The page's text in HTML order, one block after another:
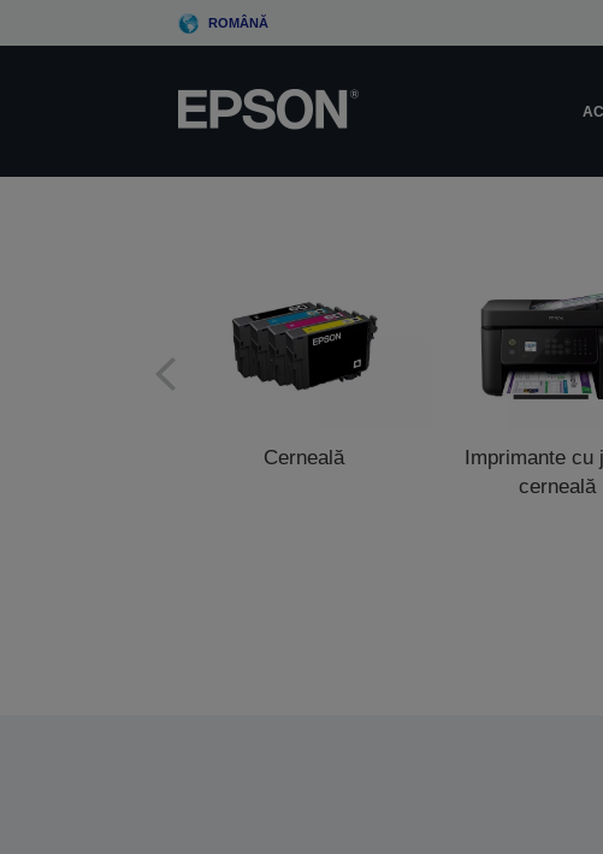
to
ROMÂNĂ
Cerneală
Imprimante cu
cerneală